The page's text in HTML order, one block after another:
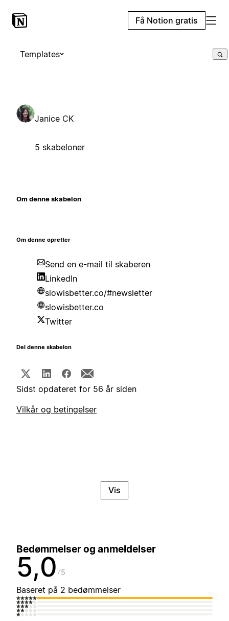
Få Notion gratis
Templates
Janice CK
5 skabeloner
Om denne skabelon
Om denne opretter
Send en e-mail til skaberen
LinkedIn
slowisbetter.co/#newsletter
slowisbetter.co
Twitter
Del denne skabelon
Sidst opdateret for 56 år siden
Vilkår og betingelser
Vis
Bedømmelser og anmeldelser
5,0 5
Baseret på 2 bedømmelser